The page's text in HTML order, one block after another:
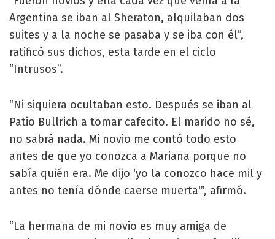
Argentina se iban al Sheraton, alquilaban dos
suites y a la noche se pasaba y se iba con él”,
ratificó sus dichos, esta tarde en el ciclo
“Intrusos”.
“Ni siquiera ocultaban esto. Después se iban al
Patio Bullrich a tomar cafecito. El marido no sé,
no sabrá nada. Mi novio me contó todo esto
antes de que yo conozca a Mariana porque no
sabía quién era. Me dijo 'yo la conozco hace mil y
antes no tenía dónde caerse muerta'”, afirmó.
“La hermana de mi novio es muy amiga de